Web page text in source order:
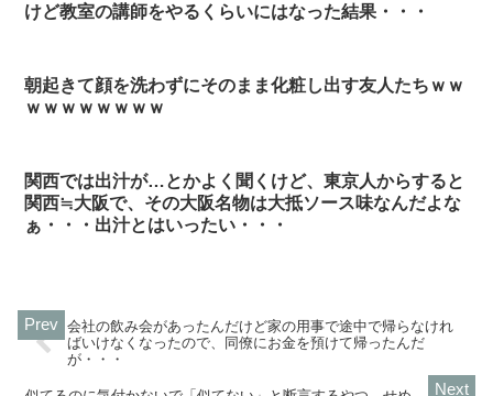
けど教室の講師をやるくらいにはなった結果・・・
朝起きて顔を洗わずにそのまま化粧し出す友人たちｗｗ
ｗｗｗｗｗｗｗｗ
関西では出汁が…とかよく聞くけど、東京人からすると
関西≒大阪で、その大阪名物は大抵ソース味なんだよな
ぁ・・・出汁とはいったい・・・
会社の飲み会があったんだけど家の用事で途中で帰らなけれ
ばいけなくなったので、同僚にお金を預けて帰ったんだ
が・・・